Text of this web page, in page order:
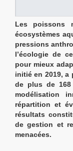
Les poissons
écosystèmes
pressions
l’écologie de
pour mieux
initié en 2019,
de plus de 168
modélisation
répartition et
résultats
de gestion et
menacées.